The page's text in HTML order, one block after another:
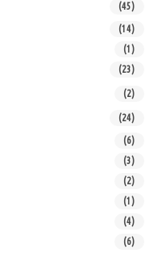
(45)
(14)
(1)
(23)
(2)
(24)
(6)
(3)
(2)
(1)
(4)
(6)